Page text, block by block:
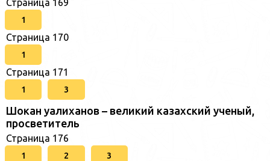
Страница 169
1
Страница 170
1
Страница 171
1 3
Шокан уалиханов – великий казахский ученый,
просветитель
Страница 176
1 2 3